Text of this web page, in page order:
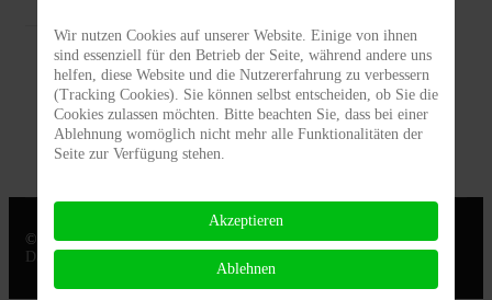
© 2021 - 2026 BirmasOfInsta |Kontakt |Impressum|
Datenschutzerklärung
Wir nutzen Cookies auf unserer Website. Einige von ihnen
sind essenziell für den Betrieb der Seite, während andere uns
helfen, diese Website und die Nutzererfahrung zu verbessern
(Tracking Cookies). Sie können selbst entscheiden, ob Sie die
Cookies zulassen möchten. Bitte beachten Sie, dass bei einer
Ablehnung womöglich nicht mehr alle Funktionalitäten der
Seite zur Verfügung stehen.
Akzeptieren
Ablehnen